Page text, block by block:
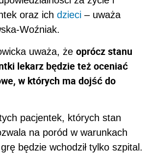
oraz ich dzieci – uważa
Woźniak.
uważa, że oprócz stanu
lekarz będzie też oceniać
w których ma dojść do
pacjentek, których stan
na poród w warunkach
będzie wchodził tylko szpital.